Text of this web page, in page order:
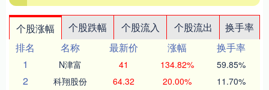
个股涨幅 个股跌幅 个股流入 个股流出
换手率
排名
名称 最新价 涨幅
换手率
1
N津富 41 134.82% 59.85%
2 科翔股份 64.32 20.00% 11.70%